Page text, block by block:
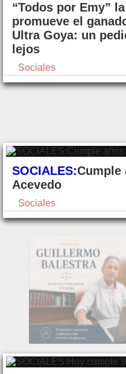
“Todos por Emy”
promueve el
Ultra Goya: un
lejos
Sociales
SOCIALES:Cumple
Acevedo
Sociales